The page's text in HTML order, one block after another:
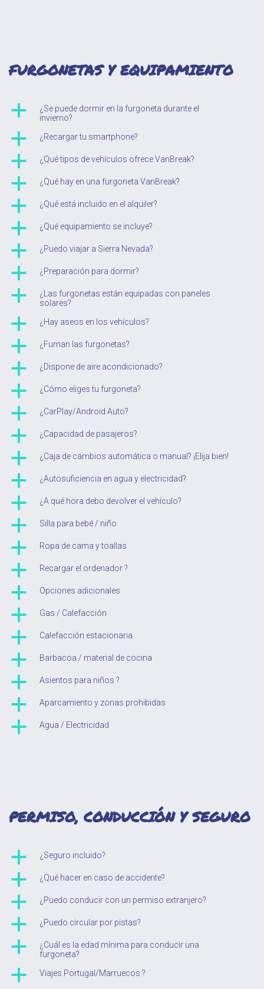
FURGONETAS Y EQUIPAMIENTO
a
¿Se puede dormir en la furgoneta durante el
invierno?
a ¿Recargar tu smartphone?
a ¿Qué tipos de vehículos ofrece VanBreak?
a ¿Qué hay en una furgoneta VanBreak?
a ¿Qué está incluido en el alquiler?
a ¿Qué equipamiento se incluye?
a ¿Puedo viajar a Sierra Nevada?
a ¿Preparación para dormir?
a
¿Las furgonetas están equipadas con paneles
solares?
a ¿Hay aseos en los vehículos?
a ¿Fuman las furgonetas?
a ¿Dispone de aire acondicionado?
a ¿Cómo eliges tu furgoneta?
a ¿CarPlay/Android Auto?
a ¿Capacidad de pasajeros?
a ¿Caja de cambios automática o manual? ¡Elija bien!
a ¿Autosuficiencia en agua y electricidad?
a ¿A qué hora debo devolver el vehículo?
a Silla para bebé / niño
a Ropa de cama y toallas
a Recargar el ordenador ?
a Opciones adicionales
a Gas / Calefacción
a Calefacción estacionaria
a Barbacoa / material de cocina
a Asientos para niños ?
a Aparcamiento y zonas prohibidas
a Agua / Electricidad
PERMISO, CONDUCCIÓN Y SEGURO
a ¿Seguro incluido?
a ¿Qué hacer en caso de accidente?
a ¿Puedo conducir con un permiso extranjero?
a ¿Puedo circular por pistas?
a
¿Cuál es la edad mínima para conducir una
furgoneta?
a Viajes Portugal/Marruecos ?